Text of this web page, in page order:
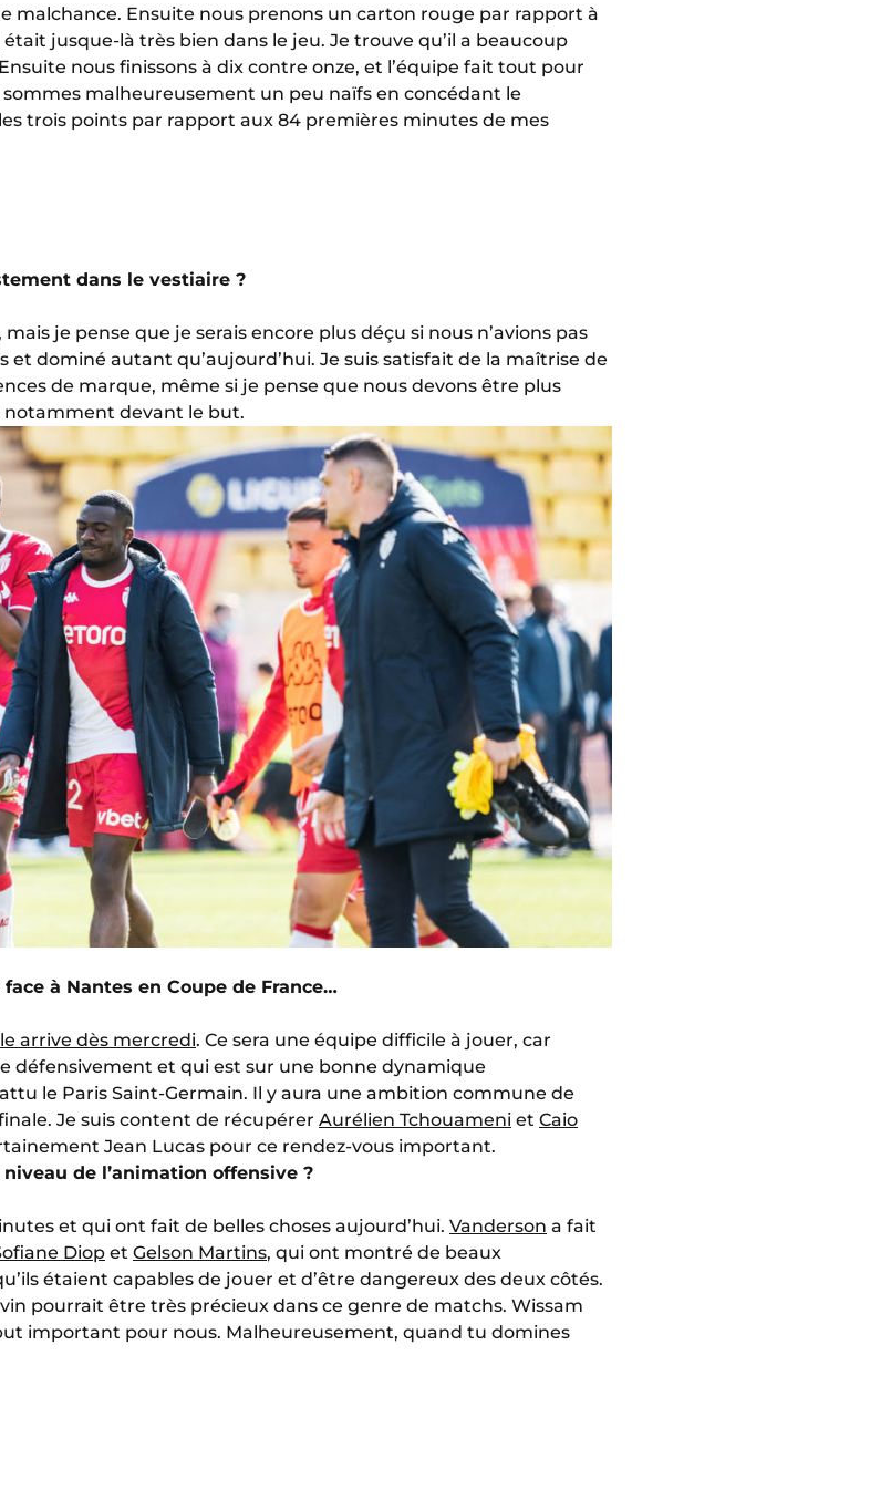
malchance. Ensuite nous prenons un carton rouge par rapport à
était jusque-là très bien dans le jeu. Je trouve qu’il a beaucoup
nous finissons à dix contre onze, et l’équipe fait tout pour
malheureusement un peu naïfs en concédant le
trois points par rapport aux 84 premières minutes de mes
dans le vestiaire ?
je pense que je serais encore plus déçu si nous n’avions pas
et dominé autant qu’aujourd’hui. Je suis satisfait de la maîtrise de
de marque, même si je pense que nous devons être plus
notamment devant le but.
à Nantes en Coupe de France…
arrive dès mercredi. Ce sera une équipe difficile à jouer, car
défensivement et qui est sur une bonne dynamique
le Paris Saint-Germain. Il y aura une ambition commune de
Je suis content de récupérer Aurélien Tchouameni et Caio
Jean Lucas pour ce rendez-vous important.
de l’animation offensive ?
et qui ont fait de belles choses aujourd’hui. Vanderson a fait
Diop et Gelson Martins, qui ont montré de beaux
étaient capables de jouer et d’être dangereux des deux côtés.
pourrait être très précieux dans ce genre de matchs. Wissam
important pour nous. Malheureusement, quand tu domines